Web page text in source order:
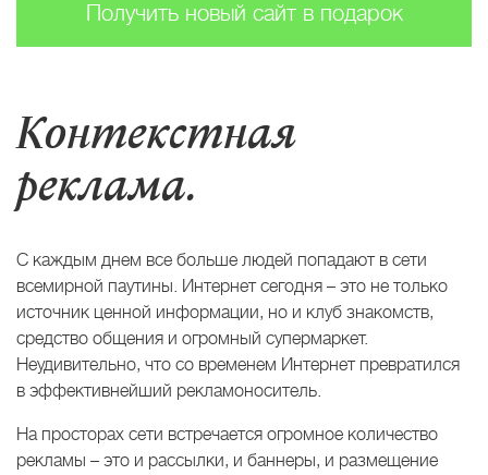
Получить новый сайт в подарок
Контекстная
реклама.
С каждым днем все больше людей попадают в сети
всемирной паутины. Интернет сегодня – это не только
источник ценной информации, но и клуб знакомств,
средство общения и огромный супермаркет.
Неудивительно, что со временем Интернет превратился
в эффективнейший рекламоноситель.
На просторах сети встречается огромное количество
рекламы – это и рассылки, и баннеры, и размещение